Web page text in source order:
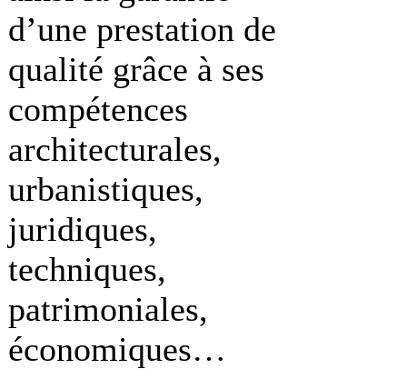
d’une prestation de
qualité grâce à ses
compétences
architecturales,
urbanistiques,
juridiques,
techniques,
patrimoniales,
économiques…